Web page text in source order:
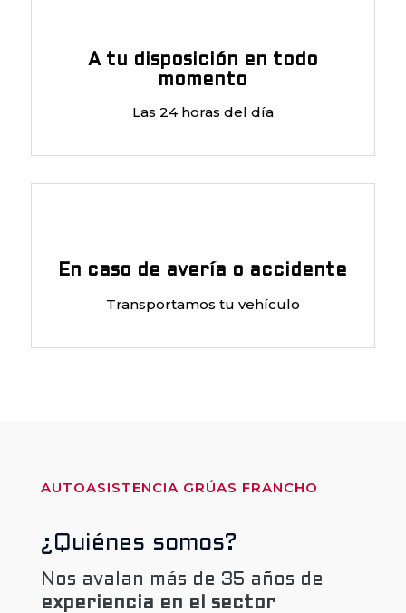
A tu disposición en todo
momento
Las 24 horas del día
En caso de avería o accidente
Transportamos tu vehículo
AUTOASISTENCIA GRÚAS FRANCHO
¿Quiénes somos?
Nos avalan más de 35 años de
experiencia en el sector